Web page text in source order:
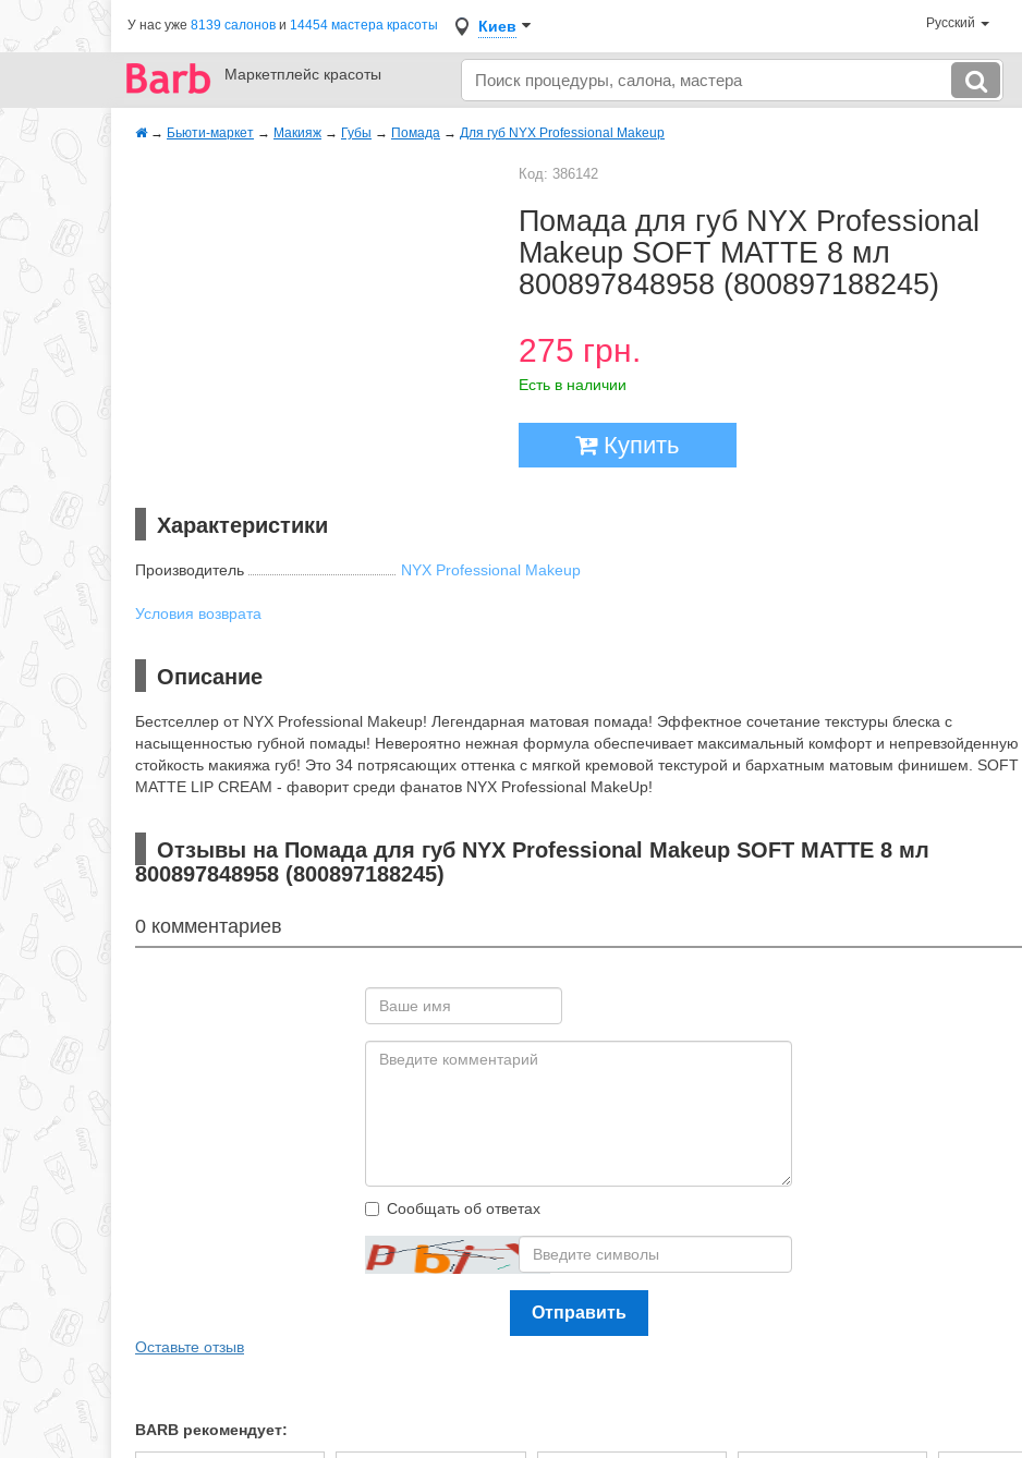
У нас уже 8139 салонов и 14454 мастера красоты Киев Русский
Маркетплейс красоты
→ Бьюти-маркет → Макияж → Губы → Помада → Для губ NYX Professional Makeup
Код: 386142
Помада для губ NYX Professional
Makeup SOFT MATTE 8 мл
800897848958 (800897188245)
275 грн.
Есть в наличии
Купить
Характеристики
Производитель NYX Professional Makeup
Условия возврата
Описание
Бестселлер от NYX Professional Makeup! Легендарная матовая помада! Эффектное сочетание текстуры блеска с
насыщенностью губной помады! Невероятно нежная формула обеспечивает максимальный комфорт и непревзойденную
стойкость макияжа губ! Это 34 потрясающих оттенка с мягкой кремовой текстурой и бархатным матовым финишем. SOFT
MATTE LIP CREAM - фаворит среди фанатов NYX Professional MakeUp!
Отзывы на Помада для губ NYX Professional Makeup SOFT MATTE 8 мл
800897848958 (800897188245)
0 комментариев
Сообщать об ответах
Отправить
Оставьте отзыв
BARB рекомендует: